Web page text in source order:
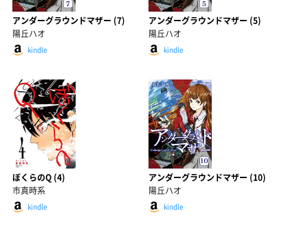
アンダーグラウンドマザー (7)
陽丘ハオ
kindle
アンダーグラウンドマザー (5)
陽丘ハオ
kindle
ぼくらのQ (4)
市真時系
kindle
アンダーグラウンドマザー (10)
陽丘ハオ
kindle